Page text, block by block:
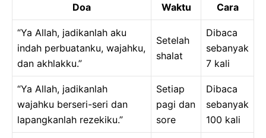
Doa Waktu Cara
“Ya Allah, jadikanlah aku
indah perbuatanku, wajahku,
dan akhlakku.”
Setelah
shalat
Dibaca
sebanyak
7 kali
“Ya Allah, jadikanlah
wajahku berseri-seri dan
lapangkanlah rezekiku.”
Setiap
pagi dan
sore
Dibaca
sebanyak
100 kali